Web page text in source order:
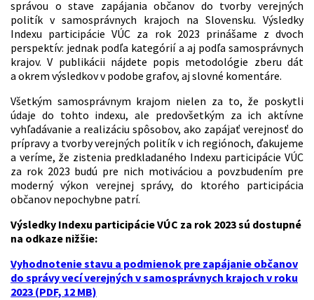
správou o stave zapájania občanov do tvorby verejných
politík v samosprávnych krajoch na Slovensku. Výsledky
Indexu participácie VÚC za rok 2023 prinášame z dvoch
perspektív: jednak podľa kategórií a aj podľa samosprávnych
krajov. V publikácii nájdete popis metodológie zberu dát
a okrem výsledkov v podobe grafov, aj slovné komentáre.
Všetkým samosprávnym krajom nielen za to, že poskytli
údaje do tohto indexu, ale predovšetkým za ich aktívne
vyhľadávanie a realizáciu spôsobov, ako zapájať verejnosť do
prípravy a tvorby verejných politík v ich regiónoch, ďakujeme
a veríme, že zistenia predkladaného Indexu participácie VÚC
za rok 2023 budú pre nich motiváciou a povzbudením pre
moderný výkon verejnej správy, do ktorého participácia
občanov nepochybne patrí.
Výsledky Indexu participácie VÚC za rok 2023 sú dostupné
na odkaze nižšie:
Vyhodnotenie stavu a podmienok pre zapájanie občanov
do správy vecí verejných v samosprávnych krajoch v roku
2023 (PDF, 12 MB)